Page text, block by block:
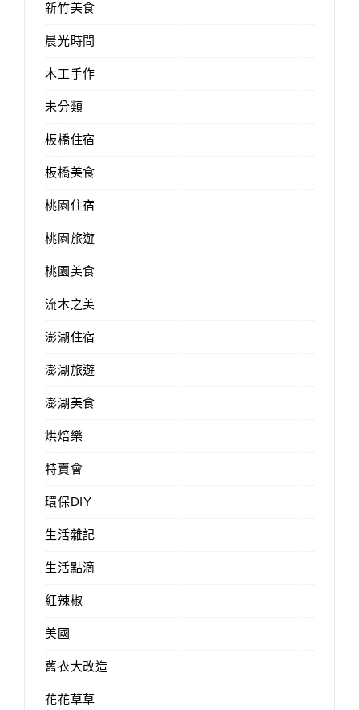
新竹美食
晨光時間
木工手作
未分類
板橋住宿
板橋美食
桃園住宿
桃園旅遊
桃園美食
流木之美
澎湖住宿
澎湖旅遊
澎湖美食
烘焙樂
特賣會
環保DIY
生活雜記
生活點滴
紅辣椒
美國
舊衣大改造
花花草草